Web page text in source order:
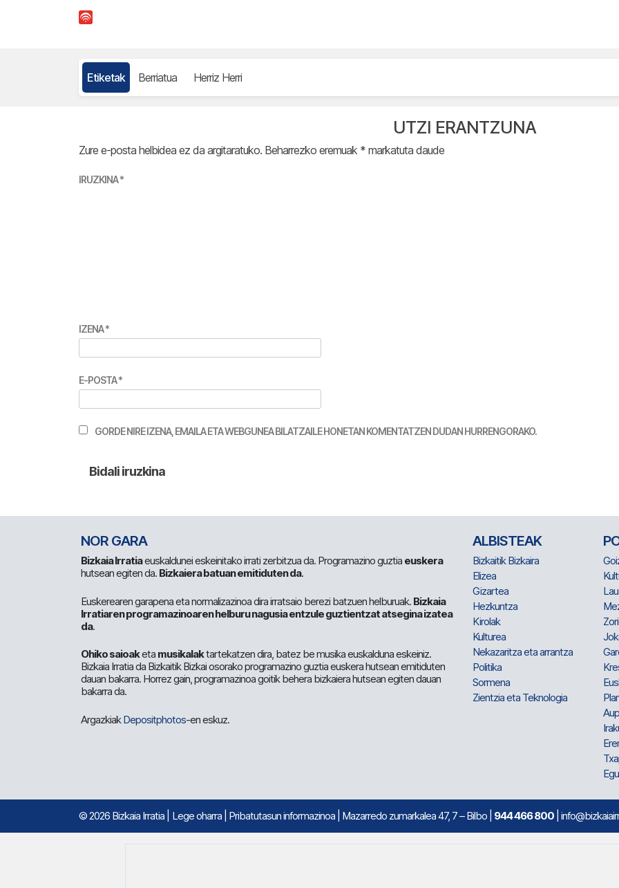
Etiketak Berriatua Herriz Herri
UTZI ERANTZUNA
Zure e-posta helbidea ez da argitaratuko. Beharrezko eremuak * markatuta daude
IRUZKINA*
IZENA*
E-POSTA*
GORDE NIRE IZENA, EMAILA ETA WEBGUNEA BILATZAILE HONETAN KOMENTATZEN DUDAN HURRENGORAKO.
NOR GARA
Bizkaia Irratiaeuskaldunei eskeinitako irrati zerbitzua da. Programazino guztia euskera
hutsean egiten da. Bizkaiera batuan emitiduten da.
Euskerearen garapena eta normalizazinoa dira irratsaio berezi batzuen helburuak. Bizkaia
Irratiaren programazinoaren helburu nagusia entzule guztientzat atsegina izatea
da.
Ohiko saioaketa musikalaktartekatzen dira, batez be musika euskalduna eskeiniz.
Bizkaia Irratia da Bizkaitik Bizkai osorako programazino guztia euskera hutsean emitiduten
dauan bakarra. Horrez gain, programazinoa goitik behera bizkaiera hutsean egiten dauan
bakarra da.
ArgazkiakDepositphotos-en eskuz.
ALBISTEAK
Bizkaitik Bizkaira
Elizea
Gizartea
Hezkuntza
Kirolak
Kulturea
Nekazaritza eta arrantza
Politika
Sormena
Zientzia eta Teknologia
© 2026 Bizkaia Irratia Lege oharra Pribatutasun informazinoa | Mazarredo zumarkalea 47, 7 – Bilbo | 944 466 800 |